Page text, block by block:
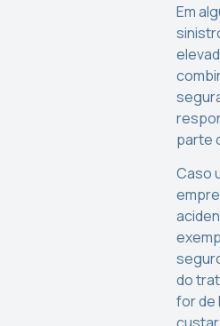
Em
parte
Caso
do
for de